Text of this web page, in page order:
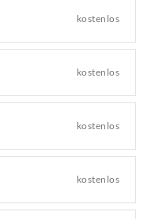
kostenlos
kostenlos
kostenlos
kostenlos